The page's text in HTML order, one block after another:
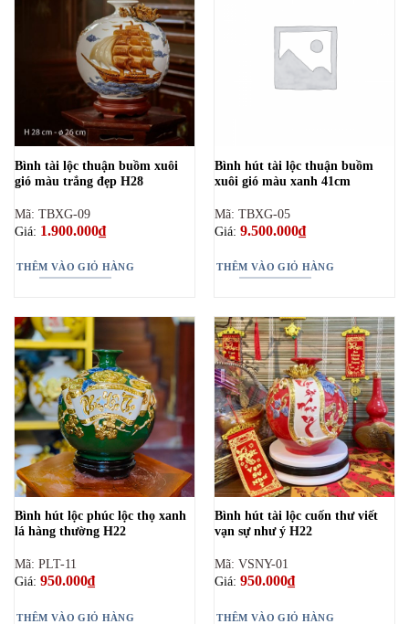
Bình tài lộc thuận buồm xuôi
gió màu trắng đẹp H28
Mã: TBXG-09
Giá: 1.900.000₫
THÊM VÀO GIỎ HÀNG
Bình hút tài lộc thuận buồm
xuôi gió màu xanh 41cm
Mã: TBXG-05
Giá: 9.500.000₫
THÊM VÀO GIỎ HÀNG
Bình hút lộc phúc lộc thọ xanh
lá hàng thường H22
Mã: PLT-11
Giá: 950.000₫
THÊM VÀO GIỎ HÀNG
Bình hút tài lộc cuốn thư viết
vạn sự như ý H22
Mã: VSNY-01
Giá: 950.000₫
THÊM VÀO GIỎ HÀNG